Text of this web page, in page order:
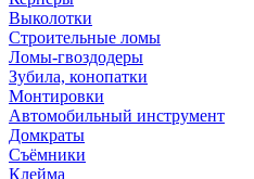
Выколотки
Строительные ломы
Ломы-гвоздодеры
Зубила, конопатки
Монтировки
Автомобильный инструмент
Домкраты
Съёмники
Клейма